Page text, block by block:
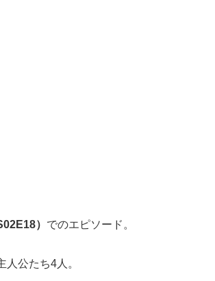
） でのエピソード。
人公たち4人。